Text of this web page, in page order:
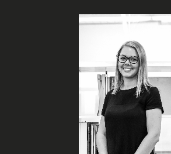
Anabelle
Dénommé-
Rivest
Technologue |
Chargée
technique